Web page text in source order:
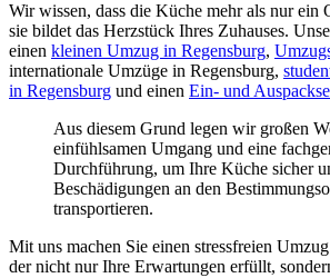
Wir wissen, dass die Küche mehr als nur ein
sie bildet das Herzstück Ihres Zuhauses.
einen kleinen Umzug in Regensburg,
internationale Umzüge in Regensburg,
in Regensburg und einen Ein- und
Aus diesem Grund legen wir großen
einfühlsamen Umgang und eine
Durchführung, um Ihre Küche sicher
Beschädigungen an den
transportieren.
Mit uns machen Sie einen stressfreien
der nicht nur Ihre Erwartungen erfüllt,